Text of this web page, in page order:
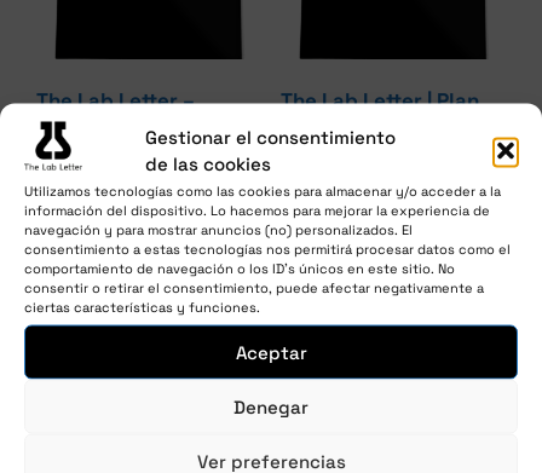
Gestionar el consentimiento
de las cookies
Utilizamos tecnologías como las cookies para almacenar y/o acceder a la
información del dispositivo. Lo hacemos para mejorar la experiencia de
navegación y para mostrar anuncios (no) personalizados. El
consentimiento a estas tecnologías nos permitirá procesar datos como el
comportamiento de navegación o los ID's únicos en este sitio. No
consentir o retirar el consentimiento, puede afectar negativamente a
ciertas características y funciones.
Aceptar
Denegar
Ver preferencias
The Lab Letter –
Mensual
52,88
impuestos y envío
Únete ahora
The Lab Letter | Plan
Únete ahora